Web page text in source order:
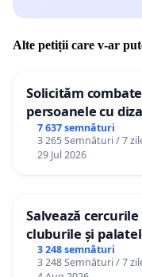
Alte petiții care v-ar
Solicităm
persoanele cu
7 637 semnături
3 265 Semnături / 7
29 Jul 2026
Salvează
cluburile și
3 248 semnături
3 248 Semnături / 7